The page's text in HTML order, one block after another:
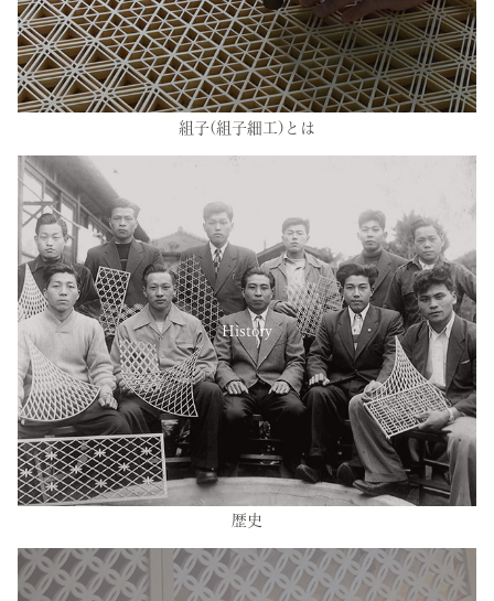
組子(組子細工)とは
History
歴史